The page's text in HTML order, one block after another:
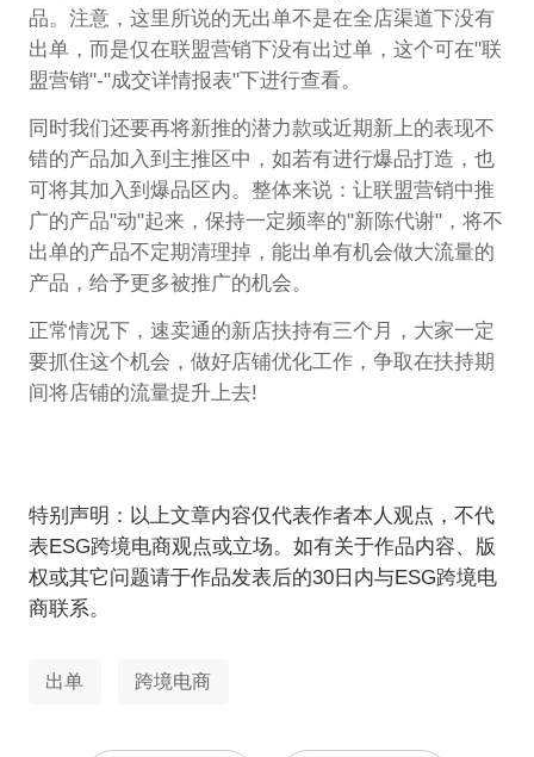
品。注意，这里所说的无出单不是在全店渠道下没有
出单，而是仅在联盟营销下没有出过单，这个可在"联
盟营销"-"成交详情报表"下进行查看。
同时我们还要再将新推的潜力款或近期新上的表现不
错的产品加入到主推区中，如若有进行爆品打造，也
可将其加入到爆品区内。整体来说：让联盟营销中推
广的产品"动"起来，保持一定频率的"新陈代谢"，将不
出单的产品不定期清理掉，能出单有机会做大流量的
产品，给予更多被推广的机会。
正常情况下，速卖通的新店扶持有三个月，大家一定
要抓住这个机会，做好店铺优化工作，争取在扶持期
间将店铺的流量提升上去!
特别声明：以上文章内容仅代表作者本人观点，不代
表ESG跨境电商观点或立场。如有关于作品内容、版
权或其它问题请于作品发表后的30日内与ESG跨境电
商联系。
出单 跨境电商